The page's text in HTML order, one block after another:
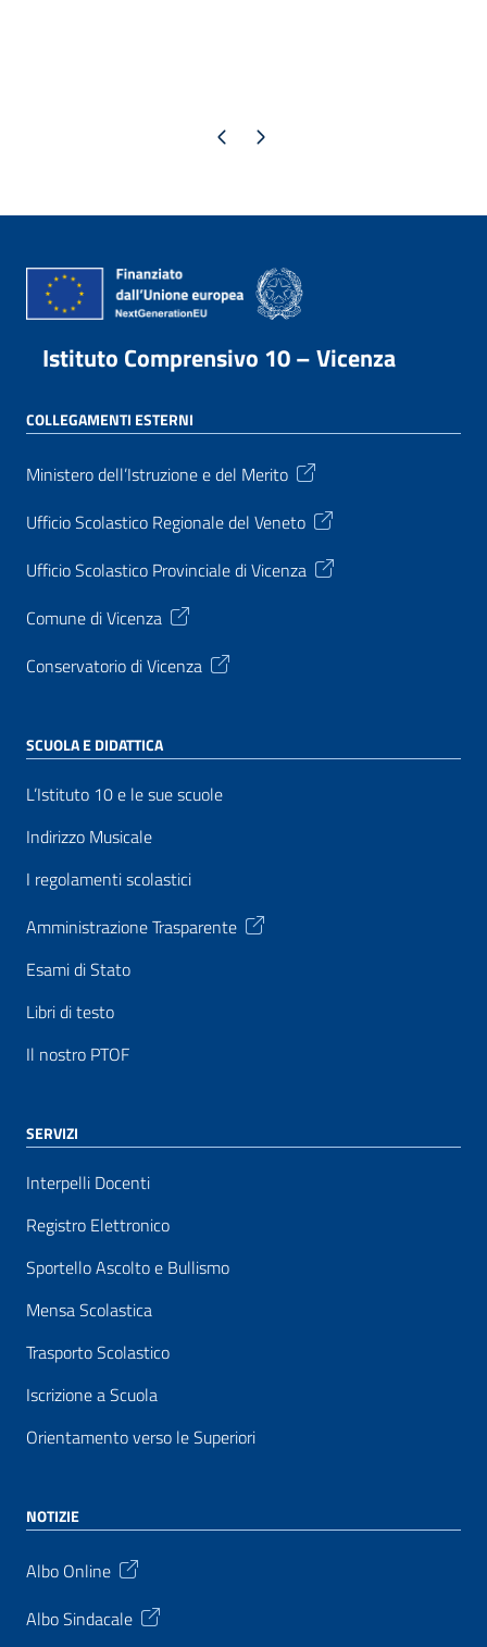
Pagina precedente
Pagina successiva
Istituto Comprensivo 10 – Vicenza
COLLEGAMENTI ESTERNI
Ministero dell’Istruzione e del Merito
Ufficio Scolastico Regionale del Veneto
Ufficio Scolastico Provinciale di Vicenza
Comune di Vicenza
Conservatorio di Vicenza
SCUOLA E DIDATTICA
L’Istituto 10 e le sue scuole
Indirizzo Musicale
I regolamenti scolastici
Amministrazione Trasparente
Esami di Stato
Libri di testo
Il nostro PTOF
SERVIZI
Interpelli Docenti
Registro Elettronico
Sportello Ascolto e Bullismo
Mensa Scolastica
Trasporto Scolastico
Iscrizione a Scuola
Orientamento verso le Superiori
NOTIZIE
Albo Online
Albo Sindacale